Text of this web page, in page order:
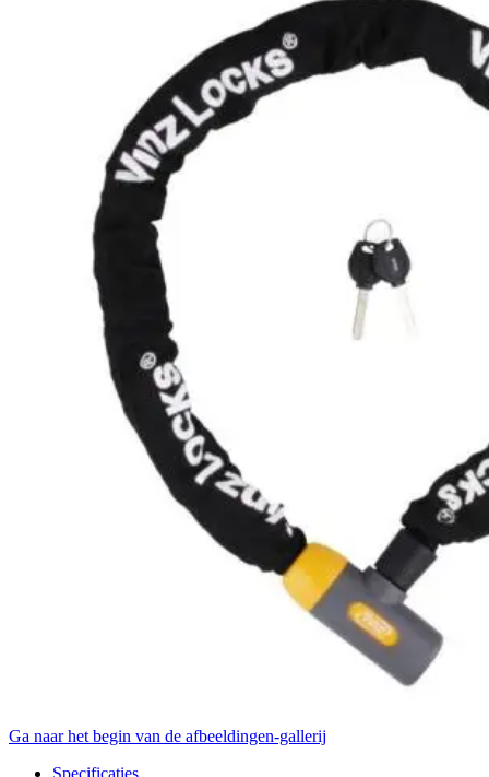
Ga naar het begin van de afbeeldingen-gallerij
Specificaties